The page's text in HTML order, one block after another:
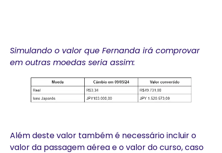
Simulando o valor que Fernanda irá comprovar
em outras moedas seria assim:
Além deste valor também é necessário incluir o
valor da passagem aérea e o valor do curso, caso